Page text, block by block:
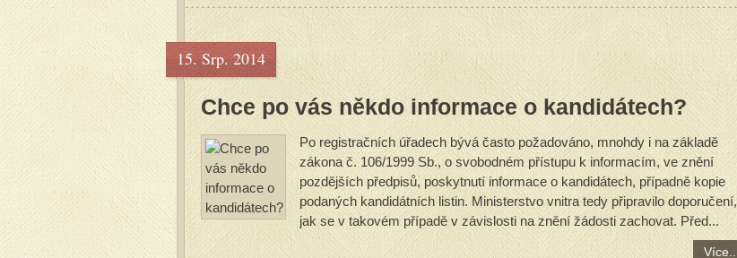
15. Srp. 2014
Chce po vás někdo informace o kandidátech?
Po registračních úřadech bývá často požadováno, mnohdy i na základě
zákona č. 106/1999 Sb., o svobodném přístupu k informacím, ve znění
pozdějších předpisů, poskytnutí informace o kandidátech, případně kopie
podaných kandidátních listin. Ministerstvo vnitra tedy připravilo doporučení,
jak se v takovém případě v závislosti na znění žádosti zachovat. Před...
Více...